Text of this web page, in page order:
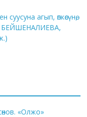
агып, өпкөсүнө,
БЕЙШЕНАЛИЕВА,
«Олжо»